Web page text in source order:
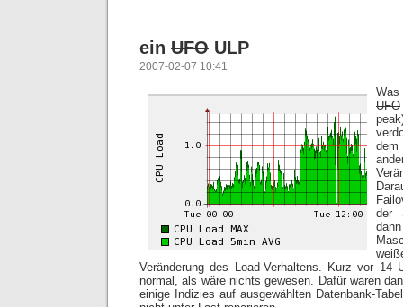
ein UFO ULP
2007-02-07 10:41
UFO
der
Veränderung des Load-Verhaltens. Kurz vor 14
normal, als wäre nichts gewesen. Dafür waren
einige Indizies auf ausgewählten Datenbank-